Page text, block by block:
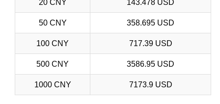
20 CNY 143.478 USD
50 CNY 358.695 USD
100 CNY 717.39 USD
500 CNY 3586.95 USD
1000 CNY 7173.9 USD